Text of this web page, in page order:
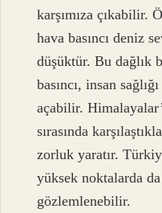
karşımıza çıkabilir.
hava basıncı deniz
düşüktür. Bu dağlık
basıncı, insan
açabilir.
sırasında
zorluk yaratır.
yüksek noktalarda
gözlemlenebilir.